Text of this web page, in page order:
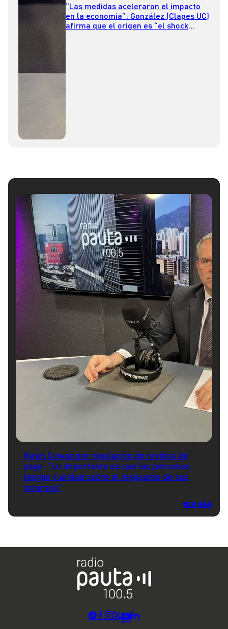
“Las medidas aceleraron el impacto
en la economía”: González (Clapes UC)
afirma que el origen es “el shock
Kevin Cowan por regulación de medios de
pago: "Lo importante es que las personas
tengan claridad sobre el resguardo de sus
recursos"
VER MÁS